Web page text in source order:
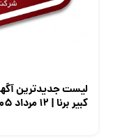
معرفی متخصصان منابع
لیست جدیدترین
کبیر برنا | ۱۲ مرداد ۱۴۰۵